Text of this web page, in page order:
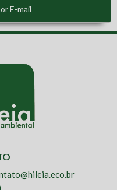
de Osasco, SP
- SP
arbóreo
e Compensação
e Adjuvantes - Instituto
E-mail